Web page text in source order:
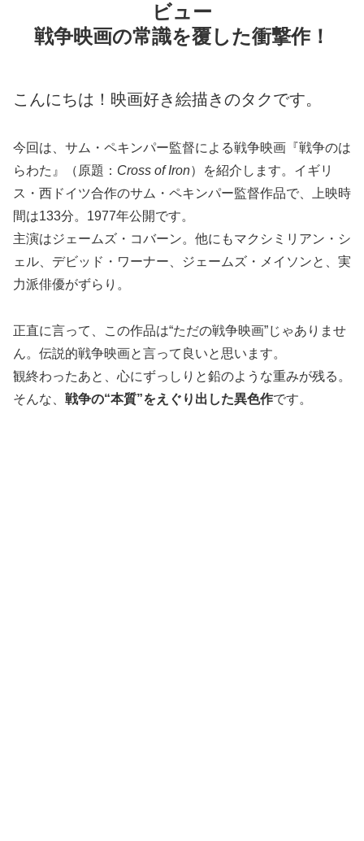
ビュー
戦争映画の常識を覆した衝撃作！
こんにちは！映画好き絵描きのタクです。
今回は、サム・ペキンパー監督による戦争映画『戦争のは
らわた』（原題： Cross of Iron）を紹介します。イギリ
ス・西ドイツ合作のサム・ペキンパー監督作品で、上映時
間は133分。 1977年公開です。
主演はジェームズ・コバーン。他にもマクシミリアン・シ
ェル、デビッド・ワーナー、ジェームズ・メイソンと、実
力派俳優がずらり。
正直に言って、この作品は“ただの戦争映画”じゃありませ
ん。伝説的戦争映画と言って良いと思います。
観終わったあと、心にずっしりと鉛のような重みが残る。
そんな、 戦争の“本質”をえぐり出した異色作です。